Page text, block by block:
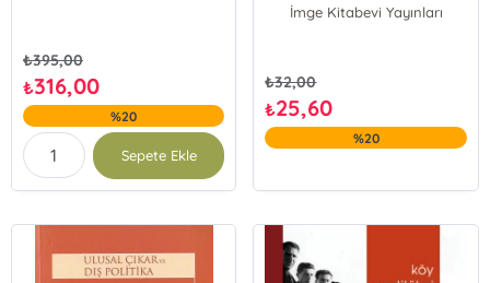
₺395,00
₺316,00
%20
Sepete Ekle
İmge Kitabevi Yayınları
₺32,00
₺25,60
%20